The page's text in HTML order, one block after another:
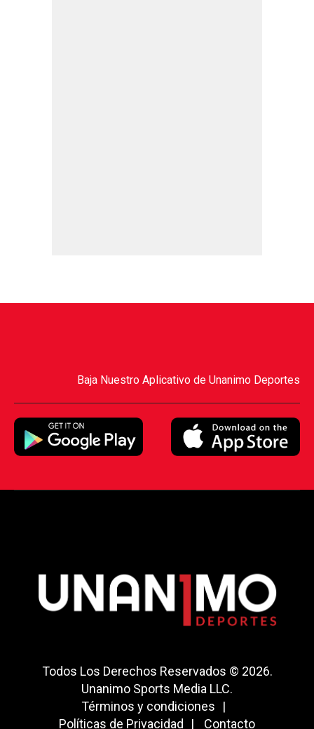
Baja Nuestro Aplicativo de Unanimo Deportes
Todos Los Derechos Reservados © 2026.
Unanimo Sports Media LLC.
Términos y condiciones
Políticas de Privacidad
Contacto